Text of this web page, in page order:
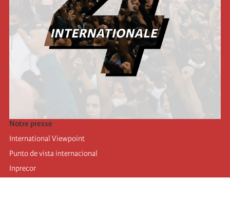
Notre presse
International Viewpoint
Punto de vista internacional
Inprecor